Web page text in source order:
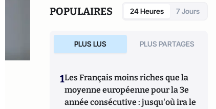
POPULAIRES 24 Heures 7 Jours
PLUS LUS PLUS PARTAGES
1Les Français moins riches que la
moyenne européenne pour la 3e
année consécutive : jusqu'où ira le